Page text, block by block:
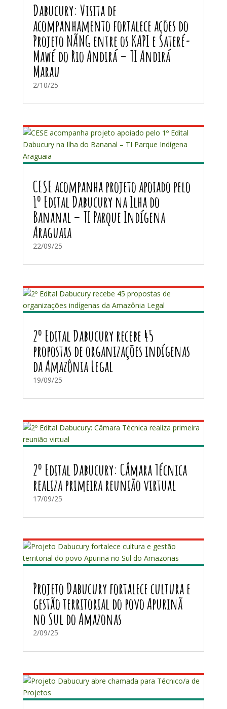
Dabucury: Visita de
acompanhamento fortalece ações do
Projeto NÃNG entre os KAPI e Sateré-
Mawé do Rio Andirá – TI Andirá
Marau
2/10/25
CESE acompanha projeto apoiado pelo
1º Edital Dabucury na Ilha do
Bananal – TI Parque Indígena
Araguaia
22/09/25
2º Edital Dabucury recebe 45
propostas de organizações indígenas
da Amazônia Legal
19/09/25
2º Edital Dabucury: Câmara Técnica
realiza primeira reunião virtual
17/09/25
Projeto Dabucury fortalece cultura e
gestão territorial do povo Apurinã
no Sul do Amazonas
2/09/25